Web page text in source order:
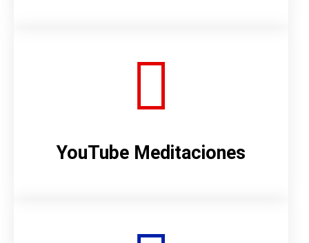
YouTube Meditaciones